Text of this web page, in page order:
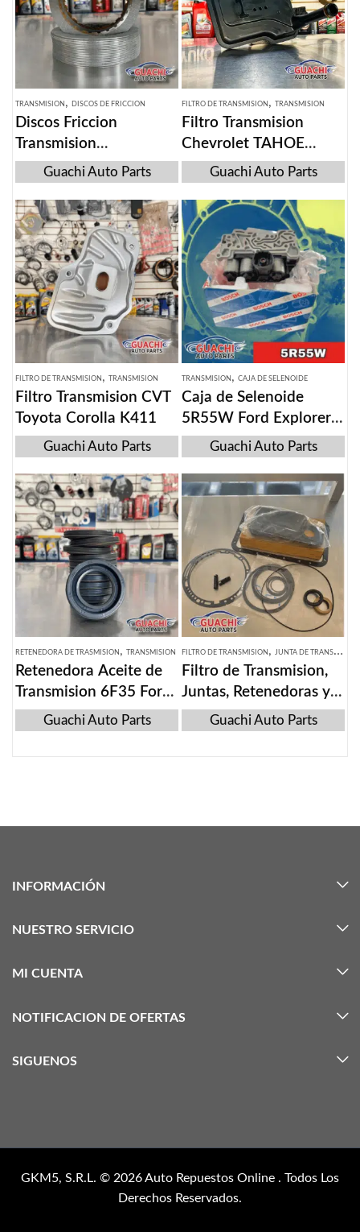
TRANSMISION , DISCOS DE FRICCION
Discos Friccion
Transmision
Automatica 6F35
Guachi Auto Parts
FILTRO DE TRANSMISION , TRANSMISION
Filtro Transmision
Chevrolet TAHOE
6L50/80/90
Guachi Auto Parts
FILTRO DE TRANSMISION , TRANSMISION
Filtro Transmision CVT
Toyota Corolla K411
Guachi Auto Parts
TRANSMISION , CAJA DE SELENOIDE
Caja de Selenoide
5R55W Ford Explorer
2002-2010
Guachi Auto Parts
RETENEDORA DE TRASMISION , TRANSMISION
Retenedora Aceite de
Transmision 6F35 Ford
Escape 2013-2015
Guachi Auto Parts
FILTRO DE TRANSMISION , JUNTA DE TRANSMISION
Filtro de Transmision,
Juntas, Retenedoras y
Sellos de Mitsubishi
Montero Sport 2000
Guachi Auto Parts
INFORMACIÓN
NUESTRO SERVICIO
MI CUENTA
NOTIFICACION DE OFERTAS
SIGUENOS
GKM5, S.R.L. © 2026Auto Repuestos Online . Todos Los
Derechos Reservados.